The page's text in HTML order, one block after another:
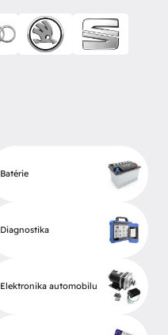
Batérie
Diagnostika
Elektronika automobilu